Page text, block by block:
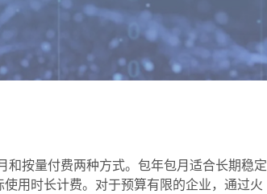
按量付费两种方式。包年包月适合长期稳定
用时长计费。对于预算有限的企业，通过火